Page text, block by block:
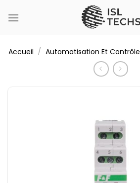
au
Accueil / Automatisation Et Contrôle